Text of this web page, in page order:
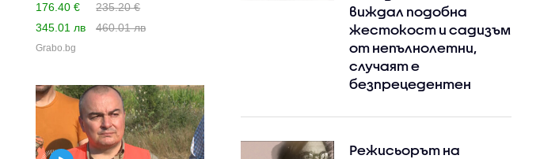
176.40 €
235.20 €
345.01 лв
460.01 лв
Grabo.bg
виждал подобна
жестокост и садизъм
от непълнолетни,
случаят е
безпрецедентен
Режисьорът на